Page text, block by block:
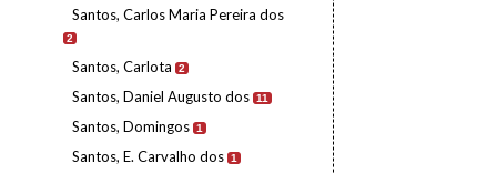
Santos, Carlos Maria Pereira dos
2
Santos, Carlota 2
Santos, Daniel Augusto dos 11
Santos, Domingos 1
Santos, E. Carvalho dos 1